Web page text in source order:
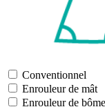
Conventionnel
Enrouleur de mât
Enrouleur de bôme